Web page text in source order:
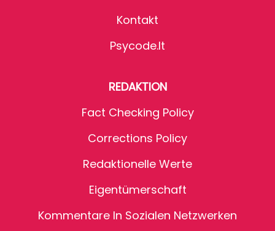
Kontakt
Psycode.it
REDAKTION
Fact Checking Policy
Corrections Policy
Redaktionelle Werte
Eigentümerschaft
Kommentare In Sozialen Netzwerken